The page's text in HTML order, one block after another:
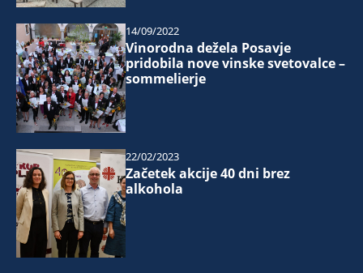
Vinorodna dežela Posavje
pridobila nove vinske svetovalce –
sommelierje
14/09/2022
Začetek akcije 40 dni brez
alkohola
22/02/2023